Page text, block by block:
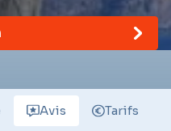
Avis Tarifs